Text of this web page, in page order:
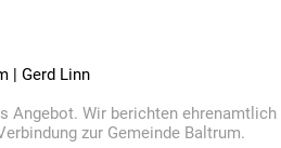
| Gerd Linn
Angebot. Wir berichten ehrenamtlich
zur Gemeinde Baltrum.